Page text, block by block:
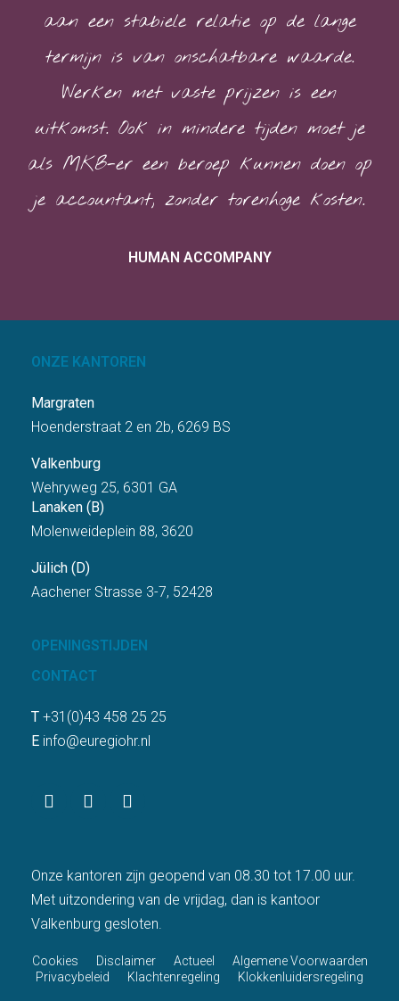
aan een stabiele relatie op de lange
termijn is van onschatbare waarde.
Werken met vaste prijzen is een
uitkomst. Ook in mindere tijden moet je
als MKB-er een beroep kunnen doen op
je accountant, zonder torenhoge kosten.
HUMAN ACCOMPANY
ONZE KANTOREN
Margraten
Hoenderstraat 2 en 2b, 6269 BS
Valkenburg
Wehryweg 25, 6301 GA
Lanaken (B)
Molenweideplein 88, 3620
Jülich (D)
Aachener Strasse 3-7, 52428
OPENINGSTIJDEN
CONTACT
T +31(0)43 458 25 25
E info@euregiohr.nl
Onze kantoren zijn geopend van 08.30 tot 17.00 uur.
Met uitzondering van de vrijdag, dan is kantoor
Valkenburg gesloten.
Cookies Disclaimer Actueel
Algemene Voorwaarden
Privacybeleid
Klachtenregeling Klokkenluidersregeling